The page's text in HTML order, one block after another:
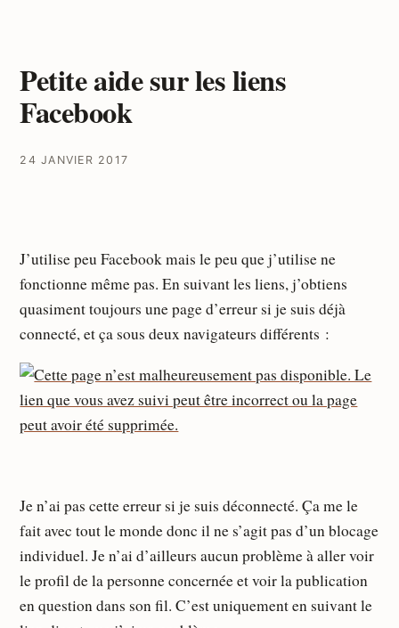
Petite aide sur les liens
Facebook
24 JANVIER 2017
J’utilise peu Facebook mais le peu que j’utilise ne
fonctionne même pas. En suivant les liens, j’obtiens
quasiment toujours une page d’erreur si je suis déjà
connecté, et ça sous deux navigateurs différents :
Je n’ai pas cette erreur si je suis déconnecté. Ça me le
fait avec tout le monde donc il ne s’agit pas d’un blocage
individuel. Je n’ai d’ailleurs aucun problème à aller voir
le profil de la personne concernée et voir la publication
en question dans son fil. C’est uniquement en suivant le